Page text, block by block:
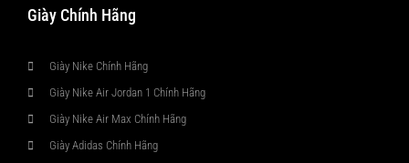
Giày Chính Hãng
Giày Nike Chính Hãng
Giày Nike Air Jordan 1 Chính Hãng
Giày Nike Air Max Chính Hãng
Giày Adidas Chính Hãng